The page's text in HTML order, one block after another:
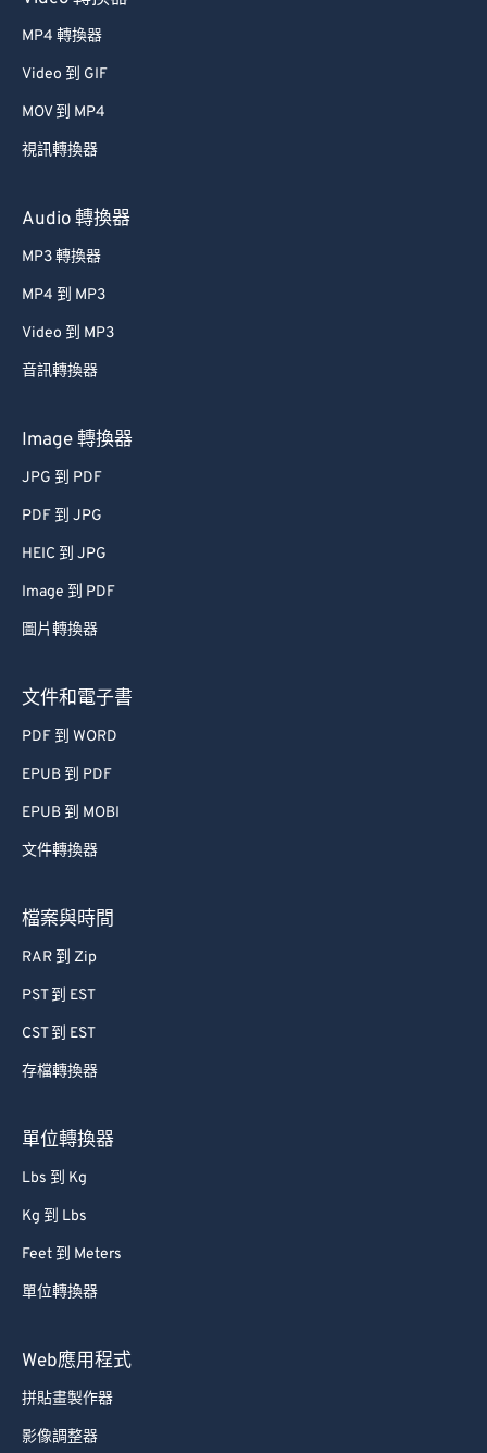
MP4 轉換器
Video 到 GIF
MOV 到 MP4
視訊轉換器
Audio 轉換器
MP3 轉換器
MP4 到 MP3
Video 到 MP3
音訊轉換器
Image 轉換器
JPG 到 PDF
PDF 到 JPG
HEIC 到 JPG
Image 到 PDF
圖片轉換器
文件和電子書
PDF 到 WORD
EPUB 到 PDF
EPUB 到 MOBI
文件轉換器
檔案與時間
RAR 到 Zip
PST 到 EST
CST 到 EST
存檔轉換器
單位轉換器
Lbs 到 Kg
Kg 到 Lbs
Feet 到 Meters
單位轉換器
Web應用程式
拼貼畫製作器
影像調整器